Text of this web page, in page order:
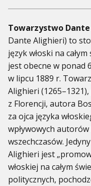
Towarzystwo
Dante Alighieri) to
język włoski na
jest obecne w ponad
w lipcu 1889 r.
Alighieri
z Florencji, autora
za ojca języka
wpływowych
wszechczasów.
Alighieri jest
włoskiej na całym
politycznych,